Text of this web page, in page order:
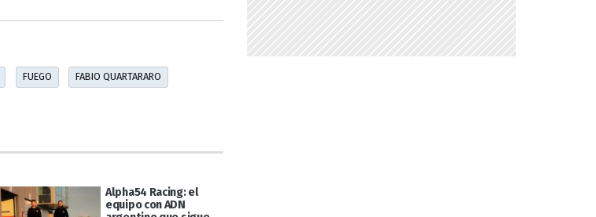
FUEGO FABIO QUARTARARO
Alpha54 Racing: el
equipo con ADN